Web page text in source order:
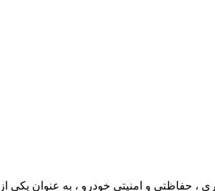
صوتی تصویری ، حفاظتی و امنیتی خودرو ، به